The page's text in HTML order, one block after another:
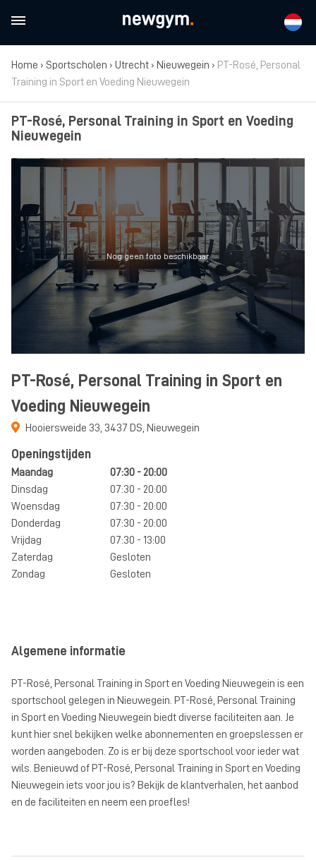
Home › Sportscholen › Utrecht › Nieuwegein › PT-Rosé, Personal
Training in Sport en Voeding Nieuwegein
PT-Rosé, Personal Training in Sport en Voeding
Nieuwegein
Nog geen foto beschikbaar.
PT-Rosé, Personal Training in Sport en
Voeding Nieuwegein
Hooiersweide 33, 3437 DS, Nieuwegein
Openingstijden
Maandag
07:30 - 20:00
Dinsdag
07:30 - 20:00
Woensdag
07:30 - 20:00
Donderdag
07:30 - 20:00
Vrijdag
07:30 - 13:00
Zaterdag
Gesloten
Zondag
Gesloten
Algemene informatie
PT-Rosé, Personal Training in Sport en Voeding Nieuwegein is een
sportschool gelegen in Nieuwegein. PT-Rosé, Personal Training
in Sport en Voeding Nieuwegein biedt diverse faciliteiten aan. Je
kunt hier snel bekijken welke abonnementen en groepslessen er
worden aangeboden. Zo is er bij deze sportschool voor ieder wat
wils. Benieuwd of PT-Rosé, Personal Training in Sport en Voeding
Nieuwegein iets voor jou is? Bekijk de klantverhalen, het aanbod
en de faciliteiten en neem een proefles!